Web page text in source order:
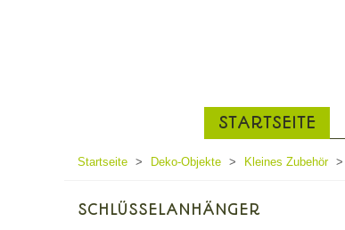
STARTSEITE
Startseite > Deko-Objekte > Kleines Zubehör >
SCHLÜSSELANHÄNGER